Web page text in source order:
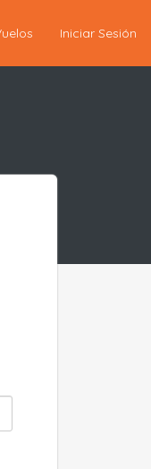
Iniciar Sesión